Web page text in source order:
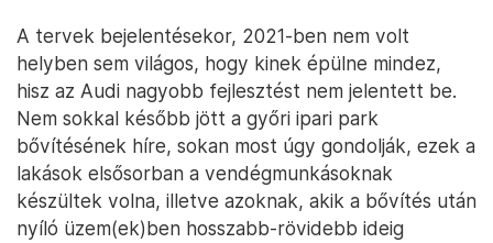
A tervek bejelentésekor, 2021-ben nem volt
helyben sem világos, hogy kinek épülne mindez,
hisz az Audi nagyobb fejlesztést nem jelentett be.
Nem sokkal később jött a győri ipari park
bővítésének híre, sokan most úgy gondolják, ezek a
lakások elsősorban a vendégmunkásoknak
készültek volna, illetve azoknak, akik a bővítés után
nyíló üzem(ek)ben hosszabb-rövidebb ideig